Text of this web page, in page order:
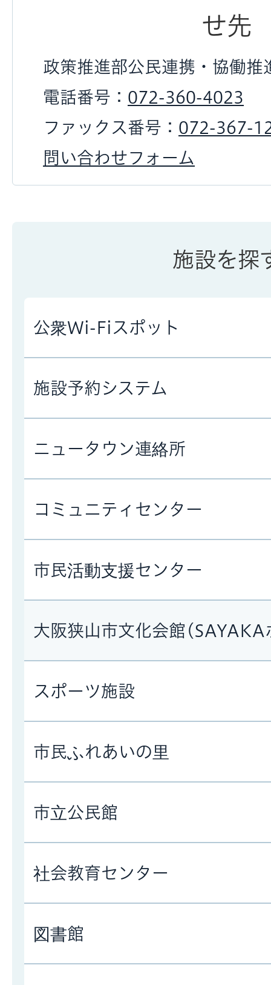
せ先
政策推進部公民連携・協働推
電話番号： 072-360-4023
ファックス番号： 072-367-
問い合わせフォーム
施設を探
公衆Wi-Fiスポット
施設予約システム
ニュータウン連絡所
コミュニティセンター
市民活動支援センター
大阪狭山市文化会館(SAYAKA
スポーツ施設
市民ふれあいの里
市立公民館
社会教育センター
図書館